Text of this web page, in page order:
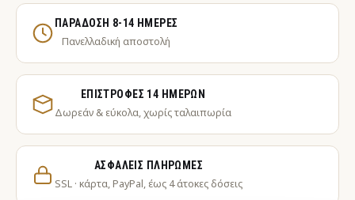
ΠΑΡΆΔΟΣΗ 8-14 ΗΜΈΡΕΣ
Πανελλαδική αποστολή
ΕΠΙΣΤΡΟΦΈΣ 14 ΗΜΕΡΏΝ
Δωρεάν & εύκολα, χωρίς ταλαιπωρία
ΑΣΦΑΛΕΊΣ ΠΛΗΡΩΜΈΣ
SSL · κάρτα, PayPal, έως 4 άτοκες δόσεις